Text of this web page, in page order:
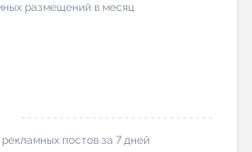
размещений в месяц
рекламных постов за 7 дней